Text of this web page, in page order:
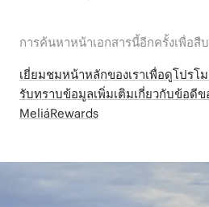
การค้นหาหน้าเอกสารนี้อีกครั้งเพื่อ
เยี่ยมชมหน้าหลักของเราเพื่อดูโปรโ
รับทราบข้อมูลเพิ่มเติมเกี่ยวกับข้อดีข
MeliáRewards